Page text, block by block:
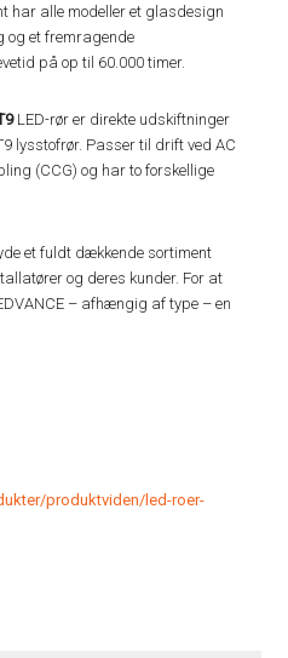
har alle modeller et glasdesign
og et fremragende
på op til 60.000 timer.
LED-rør er direkte udskiftninger
lysstofrør. Passer til drift ved AC
(CCG) og har to forskellige
et fuldt dækkende sortiment
og deres kunder. For at
– afhængig af type – en
produktviden/led-roer-